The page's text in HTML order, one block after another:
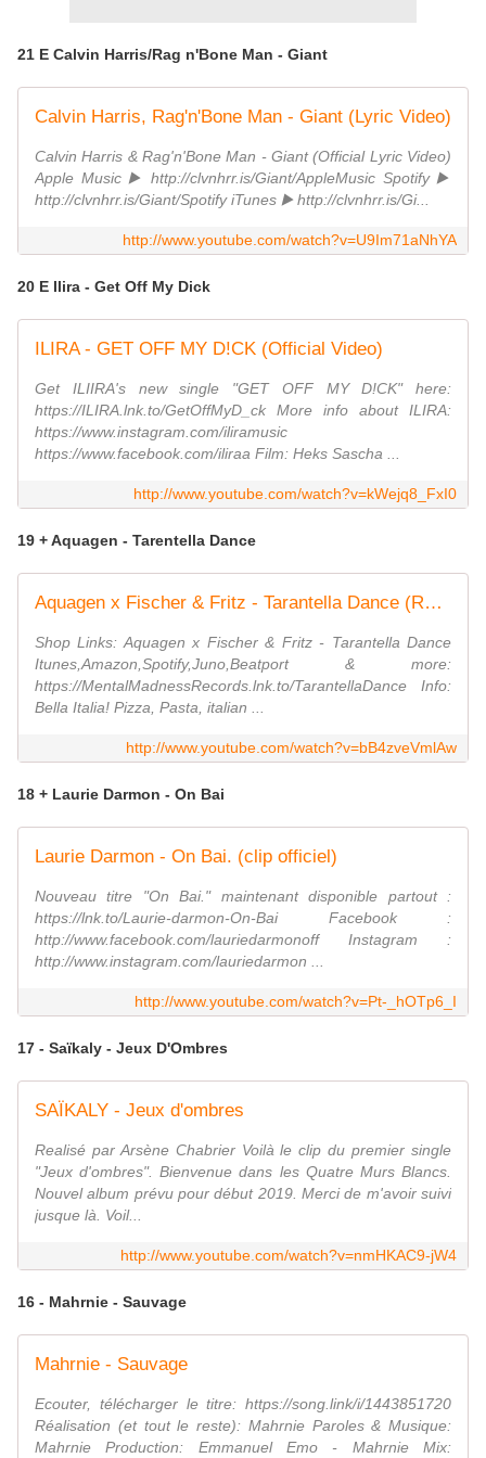
21 E Calvin Harris/Rag n'Bone Man - Giant
Calvin Harris, Rag'n'Bone Man - Giant (Lyric Video)
Calvin Harris & Rag'n'Bone Man - Giant (Official Lyric Video)
Apple Music ▶️ http://clvnhrr.is/Giant/AppleMusic Spotify ▶️
http://clvnhrr.is/Giant/Spotify iTunes ▶️ http://clvnhrr.is/Gi...
http://www.youtube.com/watch?v=U9Im71aNhYA
20 E Ilira - Get Off My Dick
ILIRA - GET OFF MY D!CK (Official Video)
Get ILIIRA's new single "GET OFF MY D!CK" here:
https://ILIRA.lnk.to/GetOffMyD_ck More info about ILIRA:
https://www.instagram.com/iliramusic
https://www.facebook.com/iliraa Film: Heks Sascha ...
http://www.youtube.com/watch?v=kWejq8_FxI0
19 + Aquagen - Tarentella Dance
Aquagen x Fischer & Fritz - Tarantella Dance (Radio Edit)
Shop Links: Aquagen x Fischer & Fritz - Tarantella Dance
Itunes,Amazon,Spotify,Juno,Beatport & more:
https://MentalMadnessRecords.lnk.to/TarantellaDance Info:
Bella Italia! Pizza, Pasta, italian ...
http://www.youtube.com/watch?v=bB4zveVmlAw
18 + Laurie Darmon - On Bai
Laurie Darmon - On Bai. (clip officiel)
Nouveau titre "On Bai." maintenant disponible partout :
https://lnk.to/Laurie-darmon-On-Bai Facebook :
http://www.facebook.com/lauriedarmonoff Instagram :
http://www.instagram.com/lauriedarmon ...
http://www.youtube.com/watch?v=Pt-_hOTp6_I
17 - Saïkaly - Jeux D'Ombres
SAÏKALY - Jeux d'ombres
Realisé par Arsène Chabrier Voilà le clip du premier single
"Jeux d'ombres". Bienvenue dans les Quatre Murs Blancs.
Nouvel album prévu pour début 2019. Merci de m'avoir suivi
jusque là. Voil...
http://www.youtube.com/watch?v=nmHKAC9-jW4
16 - Mahrnie - Sauvage
Mahrnie - Sauvage
Ecouter, télécharger le titre: https://song.link/i/1443851720
Réalisation (et tout le reste): Mahrnie Paroles & Musique:
Mahrnie Production: Emmanuel Emo - Mahrnie Mix: